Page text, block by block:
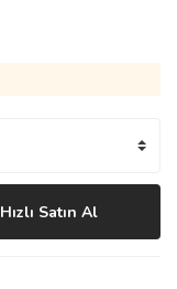
Hızlı Satın Al